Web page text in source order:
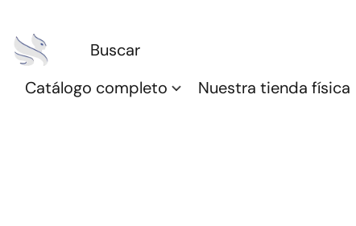
Catálogo completo Nuestra tienda física